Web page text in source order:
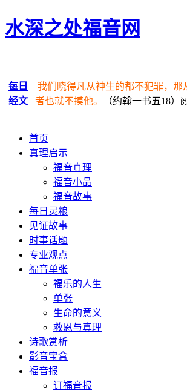
水深之处福音网
每日
经文
我们晓得凡从神生的都不犯罪，
者也就不摸他。
（约翰一书五18）
首页
真理启示
福音真理
福音小品
福音故事
每日灵粮
见证故事
时事话题
专业观点
福音单张
福乐的人生
单张
生命的意义
救恩与真理
诗歌赏析
影音宝盒
福音报
订福音报